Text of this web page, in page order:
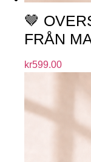
🤎
FRÅN
kr599.00